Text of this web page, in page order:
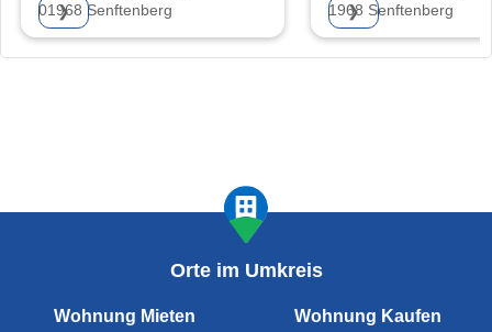
01968 Senftenberg
❯
1968 Senftenberg
❯
Orte im Umkreis
Wohnung Mieten Wohnung Kaufen